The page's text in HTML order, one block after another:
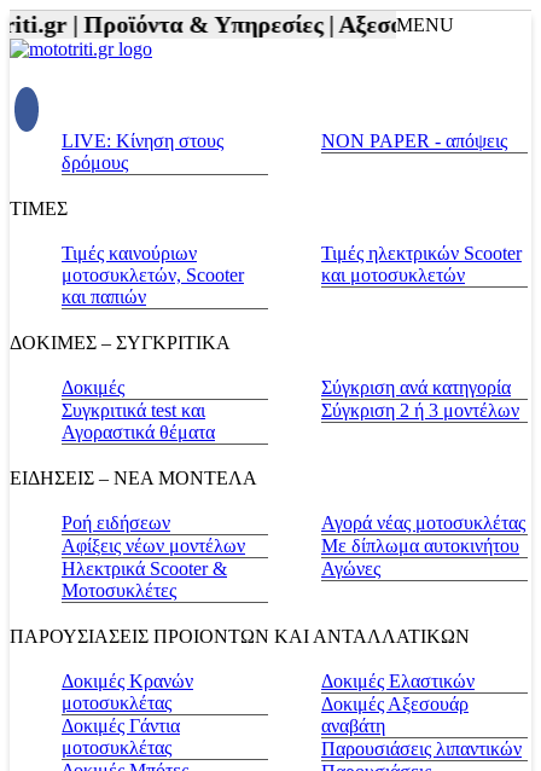
|Προϊόντα & Υπηρεσίες |Αξεσουάρ Αναβάτη
MENU
LIVE: Κίνηση στους
δρόμους
NON PAPER - απόψεις
ΤΙΜΕΣ
Τιμές καινούριων
μοτοσυκλετών, Scooter
και παπιών
Τιμές ηλεκτρικών Scooter
και μοτοσυκλετών
ΔΟΚΙΜΕΣ – ΣΥΓΚΡΙΤΙΚΑ
Δοκιμές
Συγκριτικά test και
Αγοραστικά θέματα
Σύγκριση ανά κατηγορία
Σύγκριση 2 ή 3 μοντέλων
ΕΙΔΗΣΕΙΣ – ΝΕΑ ΜΟΝΤΕΛΑ
Ροή ειδήσεων
Αφίξεις νέων μοντέλων
Ηλεκτρικά Scooter &
Μοτοσυκλέτες
Αγορά νέας μοτοσυκλέτας
Με δίπλωμα αυτοκινήτου
Αγώνες
ΠΑΡΟΥΣΙΑΣΕΙΣ ΠΡΟΙΟΝΤΩΝ ΚΑΙ ΑΝΤΑΛΛΑΤΙΚΩΝ
Δοκιμές Κρανών
μοτοσυκλέτας
Δοκιμές Γάντια
μοτοσυκλέτας
Δοκιμές Ελαστικών
Δοκιμές Αξεσουάρ
αναβάτη
Παρουσιάσεις λιπαντικών